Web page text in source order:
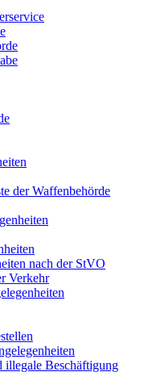
der Waffenbehörde
nach der StVO
Verkehr
illegale Beschäftigung